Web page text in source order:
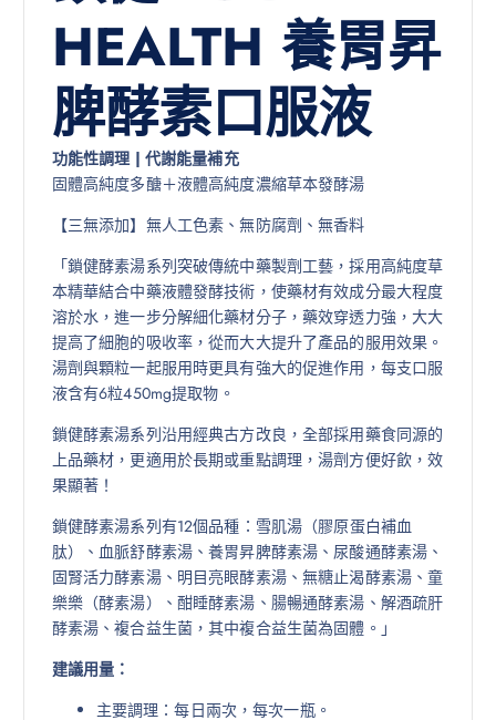
HEALTH 養胃昇
脾酵素口服液
功能性調理 | 代謝能量補充
固體高純度多醣＋液體高純度濃縮草本發酵湯
【三無添加】無人工色素、無防腐劑、無香料
「鎖健酵素湯系列突破傳統中藥製劑工藝，採用高純度草
本精華結合中藥液體發酵技術，使藥材有效成分最大程度
溶於水，進一步分解細化藥材分子，藥效穿透力強，大大
提高了細胞的吸收率，從而大大提升了產品的服用效果。
湯劑與顆粒一起服用時更具有強大的促進作用，每支口服
液含有6粒450mg提取物。
鎖健酵素湯系列沿用經典古方改良，全部採用藥食同源的
上品藥材，更適用於長期或重點調理，湯劑方便好飲，效
果顯著！
鎖健酵素湯系列有12個品種：雪肌湯（膠原蛋白補血
肽）、血脈舒酵素湯、養胃昇脾酵素湯、尿酸通酵素湯、
固腎活力酵素湯、明目亮眼酵素湯、無糖止渴酵素湯、童
樂樂（酵素湯）、酣睡酵素湯、腸暢通酵素湯、解酒疏肝
酵素湯、複合益生菌，其中複合益生菌為固體。」
建議用量：
主要調理：每日兩次，每次一瓶。